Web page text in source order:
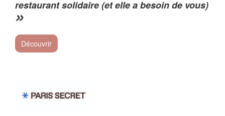
restaurant solidaire (et elle a besoin de vous)
»
Découvrir